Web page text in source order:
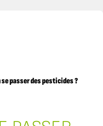
passer des pesticides ?